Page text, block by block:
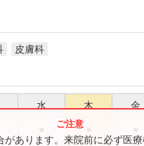
皮膚科
水 木 金
あります。来院前に必ず医療